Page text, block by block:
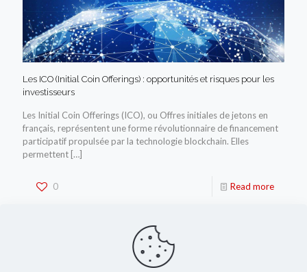
Les ICO (Initial Coin Offerings) : opportunités et risques pour les
investisseurs
Les Initial Coin Offerings (ICO), ou Offres initiales de jetons en
français, représentent une forme révolutionnaire de financement
participatif propulsée par la technologie blockchain. Elles
permettent […]
0 Read more